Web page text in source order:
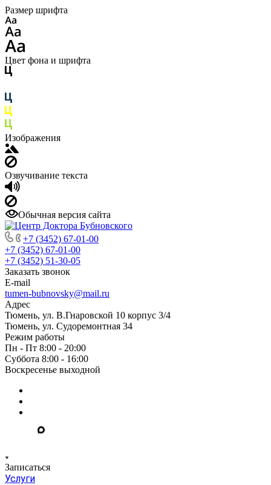
Размер шрифта
Цвет фона и шрифта
Изображения
Озвучивание текста
Обычная версия сайта
+7 (3452) 67-01-00
+7 (3452) 67-01-00
+7 (3452) 51-30-05
Заказать звонок
E-mail
tumen-bubnovsky@mail.ru
Адрес
Тюмень, ул. В.Гнаровской 10 корпус 3/4
Тюмень, ул. Судоремонтная 34
Режим работы
Пн - Пт 8:00 - 20:00
Суббота 8:00 - 16:00
Воскресенье выходной
Записаться
Услуги